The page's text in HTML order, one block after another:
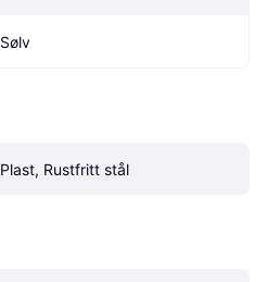
Sølv
Plast, Rustfritt stål